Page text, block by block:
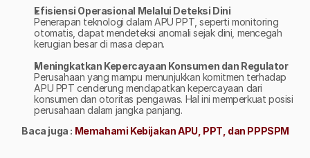
Efisiensi Operasional Melalui Deteksi Dini
Penerapan teknologi dalam APU PPT, seperti monitoring
otomatis, dapat mendeteksi anomali sejak dini, mencegah
kerugian besar di masa depan.
Meningkatkan Kepercayaan Konsumen dan Regulator
Perusahaan yang mampu menunjukkan komitmen terhadap
APU PPT cenderung mendapatkan kepercayaan dari
konsumen dan otoritas pengawas. Hal ini memperkuat posisi
perusahaan dalam jangka panjang.
Baca juga : Memahami Kebijakan APU, PPT, dan PPPSPM